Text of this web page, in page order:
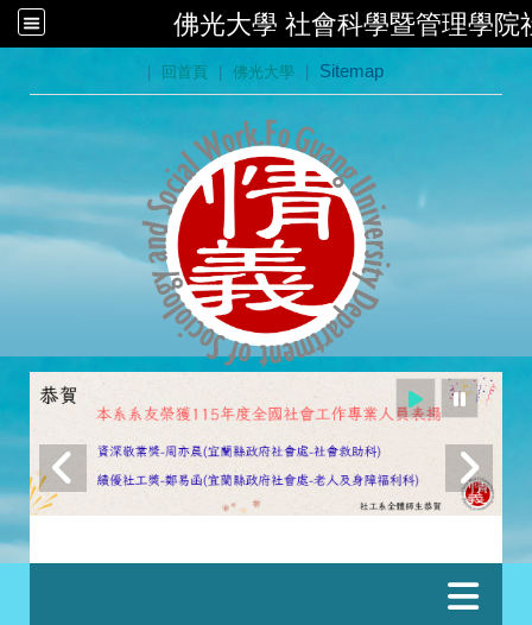
佛光大學 社會科學暨管理學院
| 回首頁 | 佛光大學 | Sitemap